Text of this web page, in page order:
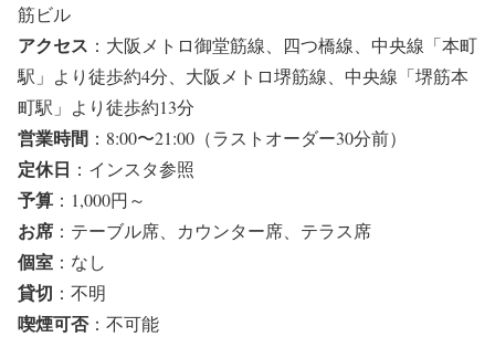
筋ビル
アクセス ：大阪メトロ御堂筋線、四つ橋線、中央線「本町
駅」より徒歩約4分、大阪メトロ堺筋線、中央線「堺筋本
町駅」より徒歩約13分
営業時間 ：8:00〜21:00（ラストオーダー30分前）
定休日 ：インスタ参照
予算 ：1,000円～
お席 ：テーブル席、カウンター席、テラス席
個室 ：なし
貸切 ：不明
喫煙可否：不可能